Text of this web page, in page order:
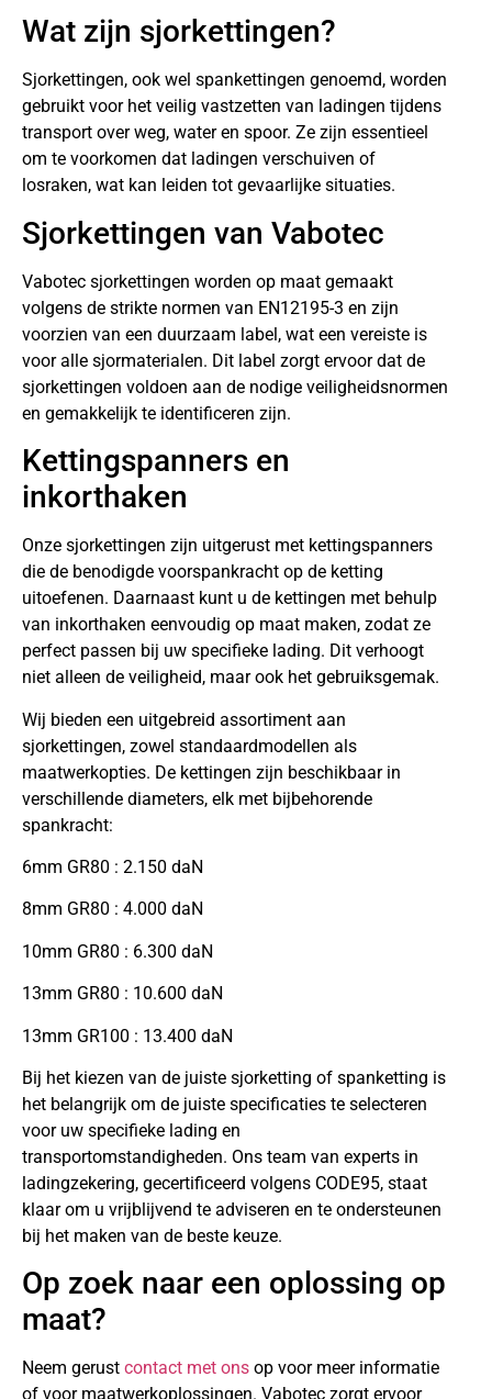
Wat zijn sjorkettingen?
Sjorkettingen, ook wel spankettingen genoemd, worden
gebruikt voor het veilig vastzetten van ladingen tijdens
transport over weg, water en spoor. Ze zijn essentieel
om te voorkomen dat ladingen verschuiven of
losraken, wat kan leiden tot gevaarlijke situaties.
Sjorkettingen van Vabotec
Vabotec sjorkettingen worden op maat gemaakt
volgens de strikte normen van EN12195-3 en zijn
voorzien van een duurzaam label, wat een vereiste is
voor alle sjormaterialen. Dit label zorgt ervoor dat de
sjorkettingen voldoen aan de nodige veiligheidsnormen
en gemakkelijk te identificeren zijn.
Kettingspanners en
inkorthaken
Onze sjorkettingen zijn uitgerust met kettingspanners
die de benodigde voorspankracht op de ketting
uitoefenen. Daarnaast kunt u de kettingen met behulp
van inkorthaken eenvoudig op maat maken, zodat ze
perfect passen bij uw specifieke lading. Dit verhoogt
niet alleen de veiligheid, maar ook het gebruiksgemak.
Wij bieden een uitgebreid assortiment aan
sjorkettingen, zowel standaardmodellen als
maatwerkopties. De kettingen zijn beschikbaar in
verschillende diameters, elk met bijbehorende
spankracht:
6mm GR80 : 2.150 daN
8mm GR80 : 4.000 daN
10mm GR80 : 6.300 daN
13mm GR80 : 10.600 daN
13mm GR100 : 13.400 daN
Bij het kiezen van de juiste sjorketting of spanketting is
het belangrijk om de juiste specificaties te selecteren
voor uw specifieke lading en
transportomstandigheden. Ons team van experts in
ladingzekering, gecertificeerd volgens CODE95, staat
klaar om u vrijblijvend te adviseren en te ondersteunen
bij het maken van de beste keuze.
Op zoek naar een oplossing op
maat?
Neem gerust contact met ons op voor meer informatie
of voor maatwerkoplossingen. Vabotec zorgt ervoor